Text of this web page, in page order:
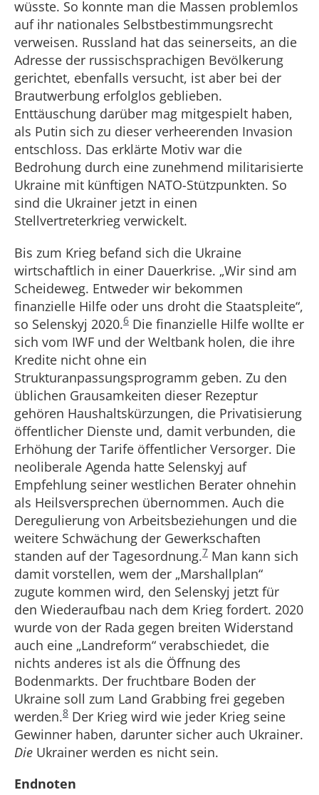
wüsste. So konnte man die Massen problemlos
auf ihr nationales Selbstbestimmungsrecht
verweisen. Russland hat das seinerseits, an die
Adresse der russischsprachigen Bevölkerung
gerichtet, ebenfalls versucht, ist aber bei der
Brautwerbung erfolglos geblieben.
Enttäuschung darüber mag mitgespielt haben,
als Putin sich zu dieser verheerenden Invasion
entschloss. Das erklärte Motiv war die
Bedrohung durch eine zunehmend militarisierte
Ukraine mit künftigen NATO-Stützpunkten. So
sind die Ukrainer jetzt in einen
Stellvertreterkrieg verwickelt.
Bis zum Krieg befand sich die Ukraine
wirtschaftlich in einer Dauerkrise. „Wir sind am
Scheideweg. Entweder wir bekommen
finanzielle Hilfe oder uns droht die Staatspleite“,
so Selenskyj 2020.6 Die finanzielle Hilfe wollte er
sich vom IWF und der Weltbank holen, die ihre
Kredite nicht ohne ein
Strukturanpassungsprogramm geben. Zu den
üblichen Grausamkeiten dieser Rezeptur
gehören Haushaltskürzungen, die Privatisierung
öffentlicher Dienste und, damit verbunden, die
Erhöhung der Tarife öffentlicher Versorger. Die
neoliberale Agenda hatte Selenskyj auf
Empfehlung seiner westlichen Berater ohnehin
als Heilsversprechen übernommen. Auch die
Deregulierung von Arbeitsbeziehungen und die
weitere Schwächung der Gewerkschaften
standen auf der Tagesordnung.7 Man kann sich
damit vorstellen, wem der „Marshallplan“
zugute kommen wird, den Selenskyj jetzt für
den Wiederaufbau nach dem Krieg fordert. 2020
wurde von der Rada gegen breiten Widerstand
auch eine „Landreform“ verabschiedet, die
nichts anderes ist als die Öffnung des
Bodenmarkts. Der fruchtbare Boden der
Ukraine soll zum Land Grabbing frei gegeben
werden.8 Der Krieg wird wie jeder Krieg seine
Gewinner haben, darunter sicher auch Ukrainer.
Die Ukrainer werden es nicht sein.
Endnoten